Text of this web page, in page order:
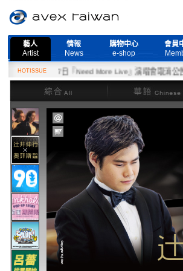
藝人
Artist
情報
News
購物中心
e-shop
會員
HOTISSUE
2月27日『Need More Live』演唱會取消公告
綜合
華語